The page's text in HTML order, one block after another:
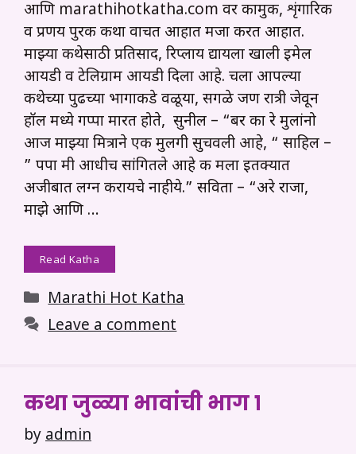
आणि marathihotkatha.com वर कामुक, शृंगारिक
व प्रणय पुरक कथा वाचत आहात मजा करत आहात.
माझ्या कथेसाठी प्रतिसाद, रिप्लाय द्यायला खाली इमेल
आयडी व टेलिग्राम आयडी दिला आहे. चला आपल्या
कथेच्या पुढच्या भागाकडे वळूया, सगळे जण रात्री जेवून
हॉल मध्ये गप्पा मारत होते, सुनील – “बर का रे मुलांनो
आज माझ्या मित्राने एक मुलगी सुचवली आहे, “ साहिल –
” पपा मी आधीच सांगितले आहे की मला इतक्यात
अजीबात लग्न करायचे नाहीये.” सविता – “अरे राजा,
माझे आणि …
Read Katha
Categories
Marathi Hot Katha
Leave a comment
कथा जुळ्या भावांची भाग १
by admin